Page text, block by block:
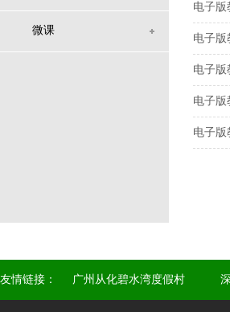
微课
电子版
电子版
电子版
电子版
电子版
友情链接： 广州从化碧水湾度假村